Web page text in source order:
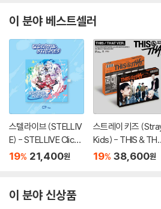
이 분야 베스트셀러
스텔라이브 (STELLIV
E) - STELLIVE Cliche
1st EP 「Colorful Stro
19% 21,400원
스트레이 키즈
Kids) - THIS &
[2종 SET]
19% 38,600원
이 분야 신상품